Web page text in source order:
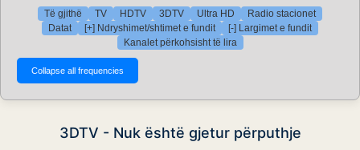
Të gjithë TV HDTV 3DTV Ultra HD
Radio stacionet
Datat
[+] Ndryshimet/shtimet e fundit
[-] Largimet e fundit
Kanalet përkohsisht të lira
3DTV - Nuk është gjetur përputhje